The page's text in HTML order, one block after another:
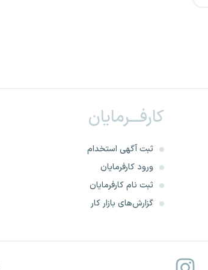
کارفـــرمایان
ثبت آگهی استخدام
ورود کارفرمایان
ثبت نام کارفرمایان
گزارش‌های بازار کار